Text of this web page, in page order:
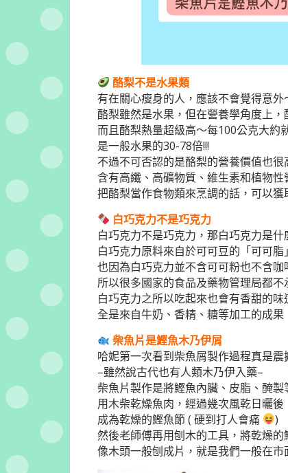
酪梨不是水果類
有在關心瘦身的人，應該不會覺得意外
酪梨雖然是水果，但在營養學角度上，
而且酪梨熱量超級高～每100公克大約
是一般水果的30-78倍!!!
不過不可否認的是酪梨的營養價值也很
含有高纖、高礦物質、維生素和植物性
把酪梨當作食物類來烹調的話，可以獲
白巧克力不是巧克力
白巧克力不是巧克力，那白巧克力是什
白巧克力原料來自於可可豆的「可可
也因為白巧克力並不含可可粉也不含咖
所以很多國家的食品及藥物管理局都
白巧克力之所以吃起來也會有香甜的味
全是來自牛奶、香精、糖等加工的成果
柴魚片是鰹魚木乃伊屑
哈妮第一次看到柴魚屑製作過程真是震
–雖然說古代也有人類木乃伊入藥–
柴魚片製作是將鰹魚內臟、皮脂、醃製
用木柴乾燥魚肉，經過幾次風乾日曬後
成為乾燥的鰹魚節 ( 硬到打人會痛
)
然後老師傅再用刨木的工具，將乾燥的
像木頭一般刨成片，就是我們一般在市